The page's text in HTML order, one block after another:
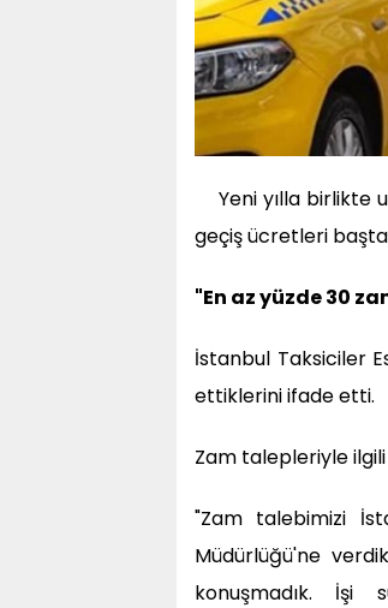
Yeni yılla birlikte
geçiş ücretleri başta
"En az yüzde 30
İstanbul Taksiciler
ettiklerini ifade etti.
Zam talepleriyle
"Zam talebimizi
Müdürlüğü'ne
konuşmadık. İşi